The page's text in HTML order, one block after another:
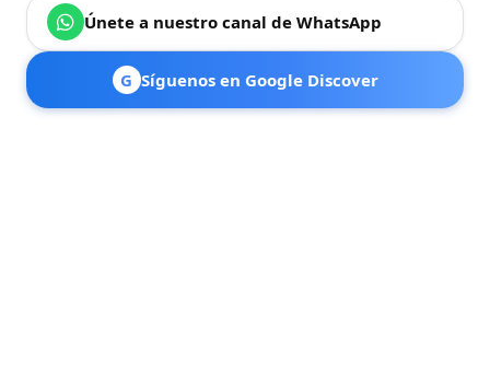
Únete a nuestro canal de WhatsApp
G Síguenos en Google Discover